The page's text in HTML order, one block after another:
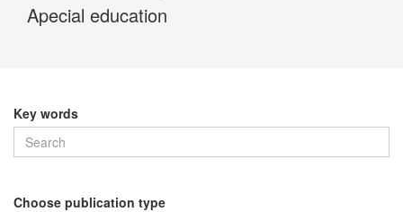
Apecial education
Key words
Choose publication type